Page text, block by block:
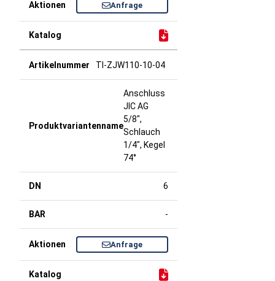
Anfrage
TI-ZJW110-10-04
Anschluss
JIC AG
5/8",
Schlauch
1/4", Kegel
74°
6
-
Anfrage